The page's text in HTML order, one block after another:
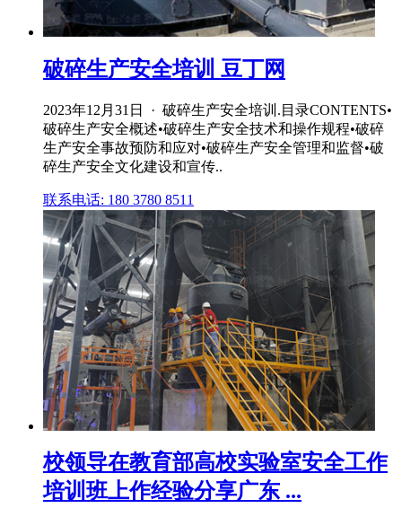
破碎生产安全培训 豆丁网
2023年12月31日 · 破碎生产安全培训.目录CONTENTS•
破碎生产安全概述•破碎生产安全技术和操作规程•破碎
生产安全事故预防和应对•破碎生产安全管理和监督•破
碎生产安全文化建设和宣传..
联系电话: 180 3780 8511
校领导在教育部高校实验室安全工作
培训班上作经验分享广东 ...